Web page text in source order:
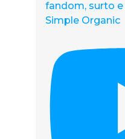
fandom, surto
Simple Organic